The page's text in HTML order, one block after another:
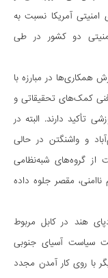
آمریکا نسبت به
دو کشور در طی
همکاری‌ها در مبارزه با
کمک‌های تحقیقاتی و
تأکید دارند. البته در
و واشنگتن در حالی
از گروه‌های شبه‌نظامی
مقصر جلوه داده
هند در کابل مربوط
سیاست آسیای جنوبی
با روی کار آمدن مجدد